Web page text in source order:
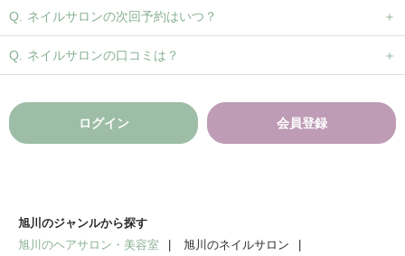
ネイルサロンの次回予約はいつ？
ネイルサロンの口コミは？
ログイン 会員登録
旭川のジャンルから探す
旭川のヘアサロン・美容室
旭川のネイルサロン